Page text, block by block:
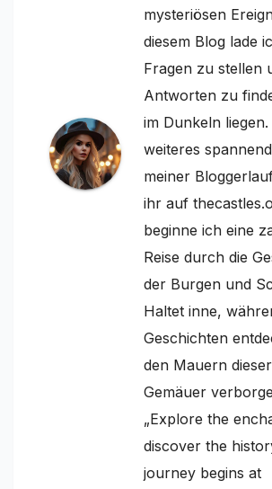
mysteriösen
diesem Blog lade
Fragen zu stellen
Antworten zu
im Dunkeln liegen.
weiteres
meiner
ihr auf
beginne ich eine
Reise durch die
der Burgen und
Haltet inne,
Geschichten
den Mauern
Gemäuer
„Explore the
discover the
journey begins at